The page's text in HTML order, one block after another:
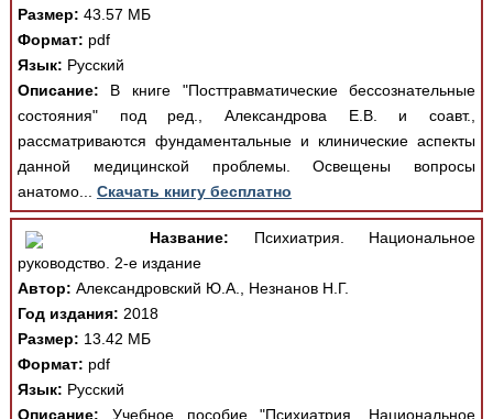
Размер: 43.57 МБ
Формат: pdf
Язык: Русский
Описание: В книге "Посттравматические бессознательные
состояния" под ред., Александрова Е.В. и соавт.,
рассматриваются фундаментальные и клинические аспекты
данной медицинской проблемы. Освещены вопросы
анатомо... Скачать книгу бесплатно
Название: Психиатрия. Национальное
руководство. 2-е издание
Автор: Александровский Ю.А., Незнанов Н.Г.
Год издания: 2018
Размер: 13.42 МБ
Формат: pdf
Язык: Русский
Описание: Учебное пособие "Психиатрия. Национальное